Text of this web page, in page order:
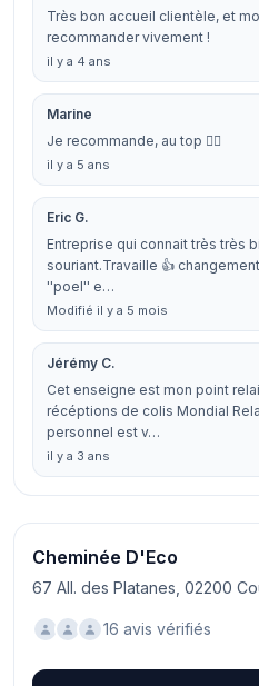
Très bon accueil clientèle, et
recommander vivement !
il y a 4 ans
Marine
Je recommande, au top 👌🏼
il y a 5 ans
Eric G.
Entreprise qui connait très très
souriant.Travaille 👍
''poel'' e…
Modifié il y a 5 mois
Jérémy C.
Cet enseigne est mon point
récéptions de colis Mondial
personnel est v…
il y a 3 ans
Cheminée D'Eco
67 All. des Platanes, 02200
16 avis vérifiés